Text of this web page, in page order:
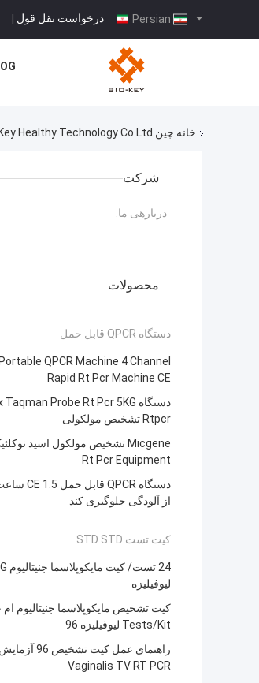
درخواست نقل قول |
خانه چین Guangzhou BioKey Healthy Technology Co.Ltd نقشه سایت
شرکت
دربارهی ما:
محصولات
دستگاه QPCR قابل حمل
QPCR Machine 4 Channel
Rapid Rt Pcr Machine CE
Rtpcr تشخیص مولکولی
Rt Pcr Equipment
از آلودگی جلوگیری کند
کیت تست STD STD
لیوفیلیزه
Tests/Kit لیوفیلیزه 96
Vaginalis TV RT PCR